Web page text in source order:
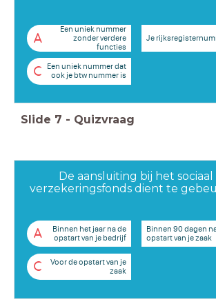
A
Een uniek nummer
zonder verdere
functies
Je
C
Een uniek nummer dat
ook je btw nummer is
Slide 7 - Quizvraag
De aansluiting bij het sociaal
verzekeringsfonds dient te
A
Binnen het jaar na de
opstart van je bedrijf
Binnen 90 dagen
opstart van je zaak
C
Voor de opstart van je
zaak